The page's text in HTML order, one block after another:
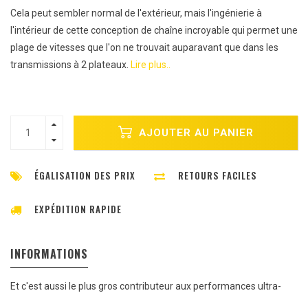
Cela peut sembler normal de l'extérieur, mais l'ingénierie à
l'intérieur de cette conception de chaîne incroyable qui permet une
plage de vitesses que l'on ne trouvait auparavant que dans les
transmissions à 2 plateaux. Lire plus..
AJOUTER AU PANIER
ÉGALISATION DES PRIX RETOURS FACILES
EXPÉDITION RAPIDE
INFORMATIONS
Et c'est aussi le plus gros contributeur aux performances ultra-